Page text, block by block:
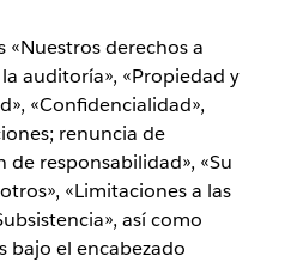
«Nuestros derechos a
auditoría», «Propiedad y
«Confidencialidad»,
renuncia de
de responsabilidad», «Su
«Limitaciones a las
así como
bajo el encabezado